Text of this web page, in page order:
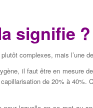
signifie ?
complexes, mais l’une
il faut être en mesure
de 20% à